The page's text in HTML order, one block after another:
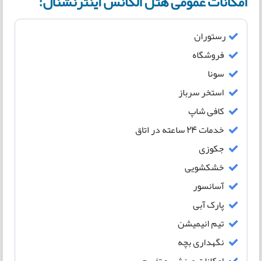
رستوران
فروشگاه
سونا
استخر سرباز
کافی شاپ
خدمات 24 ساعته در اتاق
جکوزی
خشکشویی
آسانسور
پارک آبی
تیم انیمیشن
نگهداری بچه